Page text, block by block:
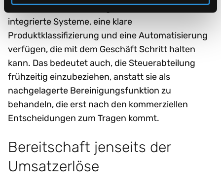
bedeutet, dass sie über genaue Inhalte,
integrierte Systeme, eine klare
Produktklassifizierung und eine Automatisierung
verfügen, die mit dem Geschäft Schritt halten
kann. Das bedeutet auch, die Steuerabteilung
frühzeitig einzubeziehen, anstatt sie als
nachgelagerte Bereinigungsfunktion zu
behandeln, die erst nach den kommerziellen
Entscheidungen zum Tragen kommt.
Bereitschaft jenseits der
Umsatzerlöse